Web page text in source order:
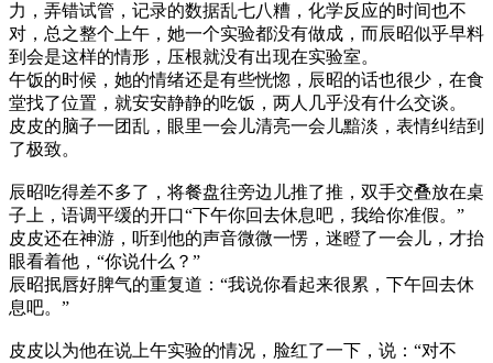
力，弄错试管，记录的数据乱七八糟，化学反应的时间也不
对，总之整个上午，她一个实验都没有做成，而辰昭似乎早料
到会是这样的情形，压根就没有出现在实验室。
午饭的时候，她的情绪还是有些恍惚，辰昭的话也很少，在食
堂找了位置，就安安静静的吃饭，两人几乎没有什么交谈。
皮皮的脑子一团乱，眼里一会儿清亮一会儿黯淡，表情纠结到
了极致。
辰昭吃得差不多了，将餐盘往旁边儿推了推，双手交叠放在桌
子上，语调平缓的开口“下午你回去休息吧，我给你准假。”
皮皮还在神游，听到他的声音微微一愣，迷瞪了一会儿，才抬
眼看着他，“你说什么？”
辰昭抿唇好脾气的重复道：“我说你看起来很累，下午回去休
息吧。”
皮皮以为他在说上午实验的情况，脸红了一下，说：“对不